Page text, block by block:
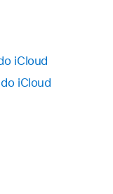
iCloud
iCloud